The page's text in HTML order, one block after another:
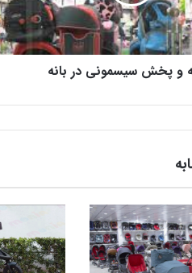
و پخش سیسمونی در بانه